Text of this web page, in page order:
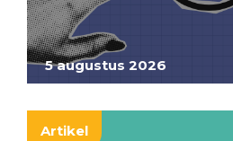
5 augustus 2026
Artikel